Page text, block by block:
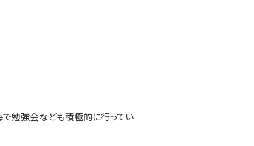
勉強会なども積極的に行ってい